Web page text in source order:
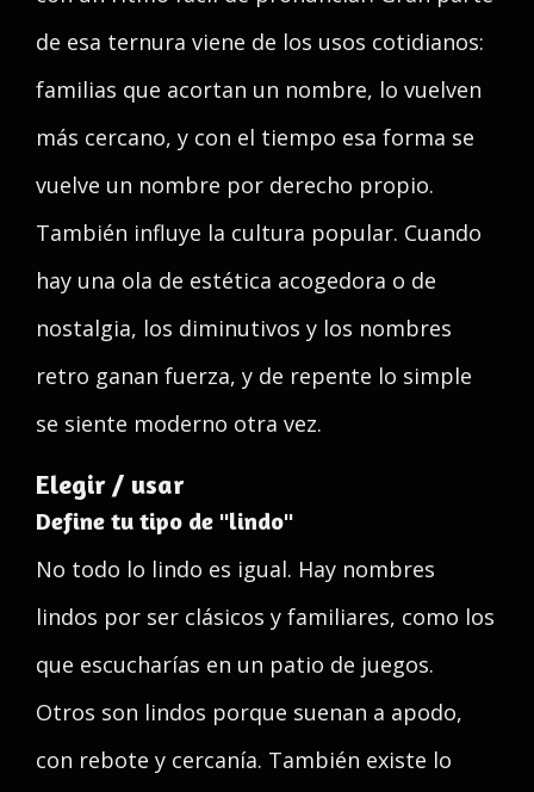
de esa ternura viene de los usos cotidianos:
familias que acortan un nombre, lo vuelven
más cercano, y con el tiempo esa forma se
vuelve un nombre por derecho propio.
También influye la cultura popular. Cuando
hay una ola de estética acogedora o de
nostalgia, los diminutivos y los nombres
retro ganan fuerza, y de repente lo simple
se siente moderno otra vez.
Elegir / usar
Define tu tipo de "lindo"
No todo lo lindo es igual. Hay nombres
lindos por ser clásicos y familiares, como los
que escucharías en un patio de juegos.
Otros son lindos porque suenan a apodo,
con rebote y cercanía. También existe lo